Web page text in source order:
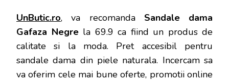
UnButic.ro, va recomanda Sandale dama
Gafaza Negre la 69.9 ca fiind un produs de
calitate si la moda. Pret accesibil pentru
sandale dama din piele naturala. Incercam sa
va oferim cele mai bune oferte, promotii online